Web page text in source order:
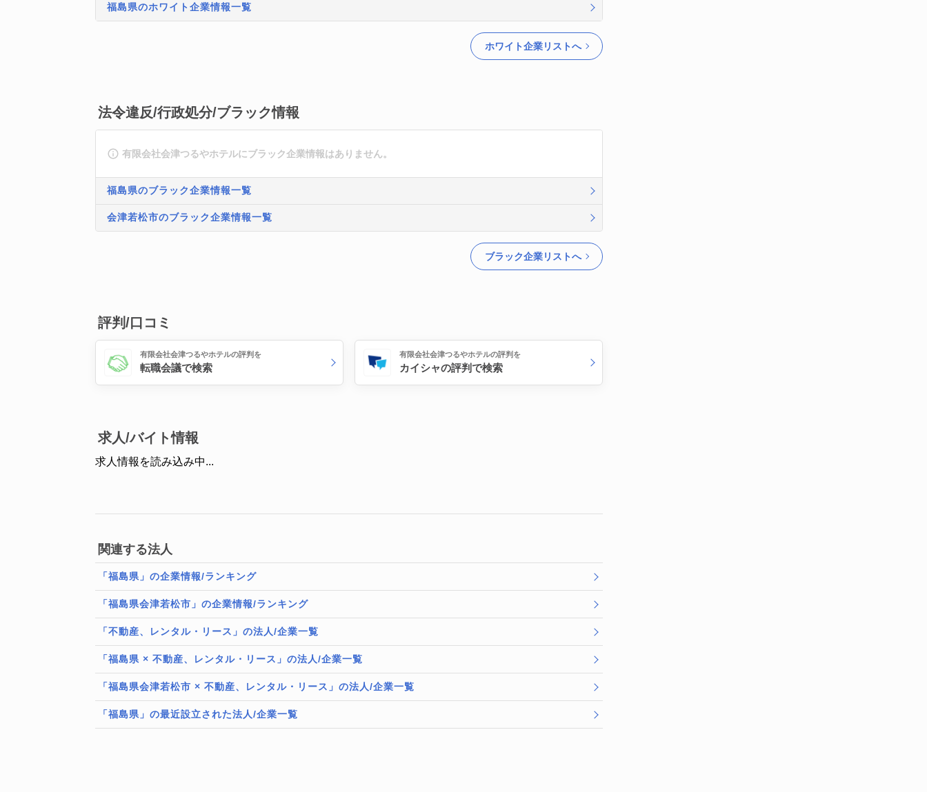
福島県のホワイト企業情報一覧
ホワイト企業リストへ
法令違反/行政処分/ブラック情報
有限会社会津つるやホテルにブラック企業情報はありません。
福島県のブラック企業情報一覧
会津若松市のブラック企業情報一覧
ブラック企業リストへ
評判/口コミ
有限会社会津つるやホテルの評判を
転職会議で検索
有限会社会津つるやホテルの評判を
カイシャの評判で検索
求人/バイト情報
求人情報を読み込み中...
関連する法人
「福島県」の企業情報/ランキング
「福島県会津若松市」の企業情報/ランキング
「不動産、レンタル・リース」の法人/企業一覧
「福島県 × 不動産、レンタル・リース」の法人/企業一覧
「福島県会津若松市 × 不動産、レンタル・リース」の法人/企業一覧
「福島県」の最近設立された法人/企業一覧